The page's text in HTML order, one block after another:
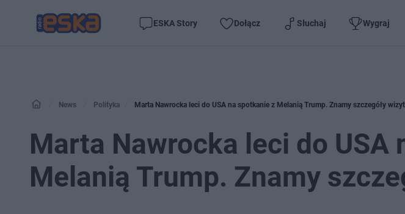
ESKA Story Dołącz Słuchaj Wygraj
News Polityka Marta Nawrocka leci do USA na spotkanie z Melanią Trump. Znamy szczegóły
Marta Nawrocka leci do USA
Melanią Trump. Znamy